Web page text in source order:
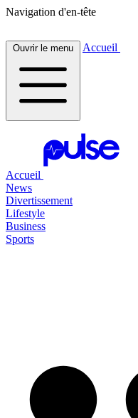
Navigation d'en-tête
Ouvrir le menu Accueil
Accueil
News
Divertissement
Lifestyle
Business
Sports